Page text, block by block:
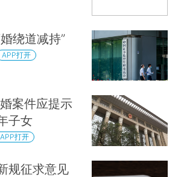
绕道减持”
APP打开
案件应提示
子女
APP打开
规征求意见